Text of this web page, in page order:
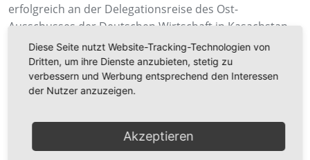
erfolgreich an der Delegationsreise des Ost-
Ausschusses der Deutschen Wirtschaft in Kasachstan
teilgenommen.
Diese Seite nutzt Website-Tracking-Technologien von
Dritten, um ihre Dienste anzubieten, stetig zu
verbessern und Werbung entsprechend den Interessen
der Nutzer anzuzeigen.
Akzeptieren